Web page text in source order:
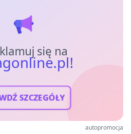
się na
SZCZEGÓŁY
autopromocja